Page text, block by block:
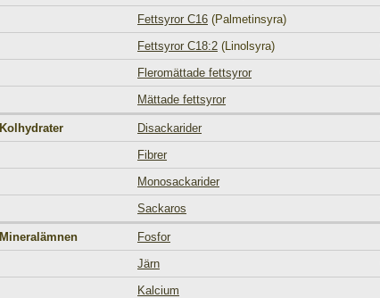
Fettsyror C16 (Palmetinsyra)
Fettsyror C18:2 (Linolsyra)
Fleromättade fettsyror
Mättade fettsyror
Kolhydrater Disackarider
Fibrer
Monosackarider
Sackaros
Mineralämnen Fosfor
Järn
Kalcium